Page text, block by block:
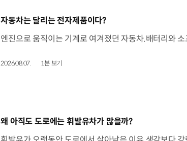
[동영상]
자동차는 달리는 전자제품이다?
2026.08.07. 1분 보기
[동영상]
왜 아직도 도로에는 휘발유차가 많을까?